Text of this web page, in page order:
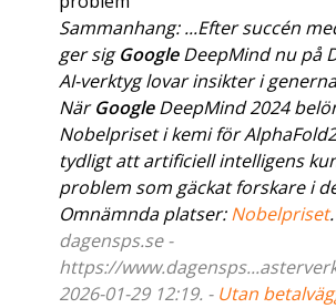
Sammanhang: ...Efter succén
ger sigGoogleDeepMind nu på
AI-verktyg lovar insikter i
NärGoogleDeepMind 2024
Nobelpriset i kemi för
tydligt att artificiell intelligens
problem som gäckat forskare i
Omnämnda platser:Nobelpriset.
dagensps.se -
https://
2026-01-29 12:19. - Utan